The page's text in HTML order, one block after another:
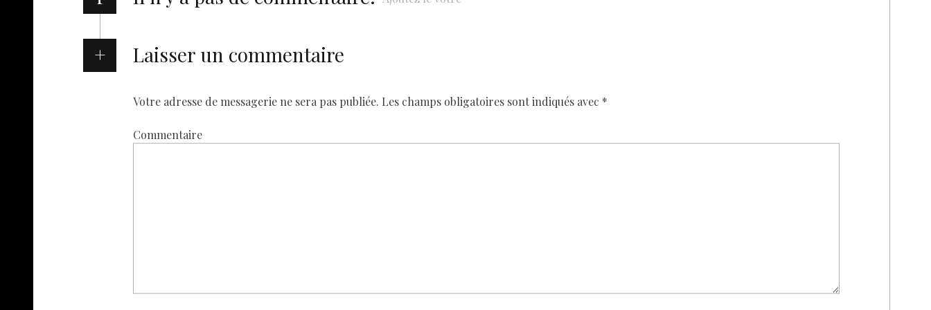
Laisser un commentaire
Votre adresse de messagerie ne sera pas publiée. Les champs obligatoires sont indiqués avec *
Commentaire